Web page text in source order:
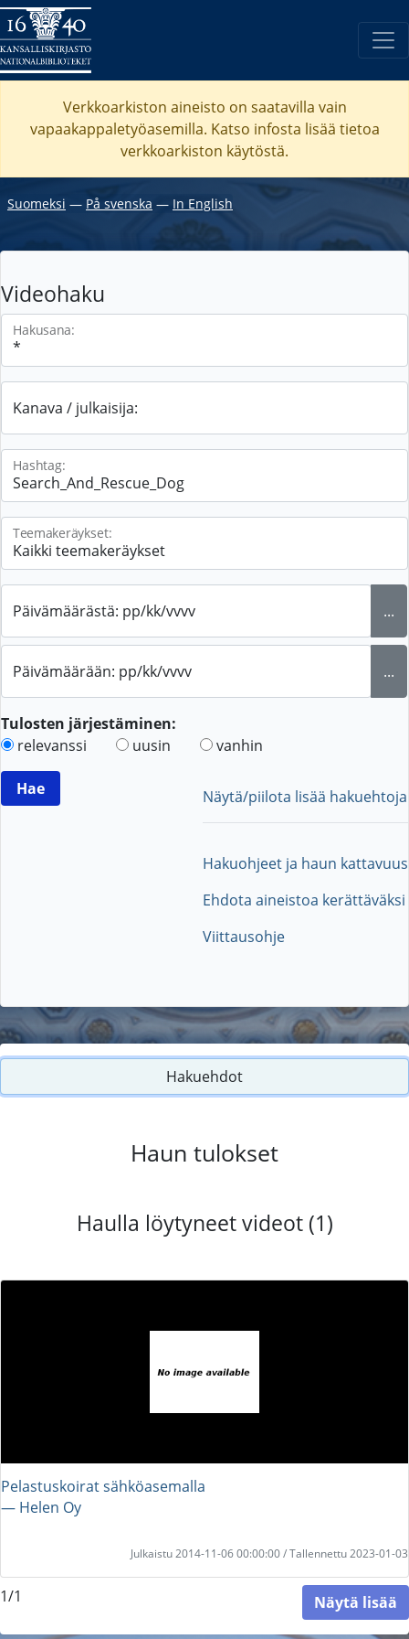
Verkkoarkiston aineisto on saatavilla vain
vapaakappaletyöasemilla. Katso infosta lisää tietoa
verkkoarkiston käytöstä.
Suomeksi ― På svenska ― In English
Videohaku
Hakusana:
Kanava / julkaisija:
Hashtag:
Teemakeräykset:
Päivämäärästä: pp/kk/vvvv ...
Päivämäärään: pp/kk/vvvv ...
Tulosten järjestäminen:
relevanssi
uusin vanhin
Näytä/piilota lisää hakuehtoja
Hakuohjeet ja haun kattavuus
Ehdota aineistoa kerättäväksi
Viittausohje
Hakuehdot
Haun tulokset
Haulla löytyneet videot (1)
Pelastuskoirat sähköasemalla
― Helen Oy
Julkaistu 2014-11-06 00:00:00 / Tallennettu 2023-01-03
1/1 Näytä lisää